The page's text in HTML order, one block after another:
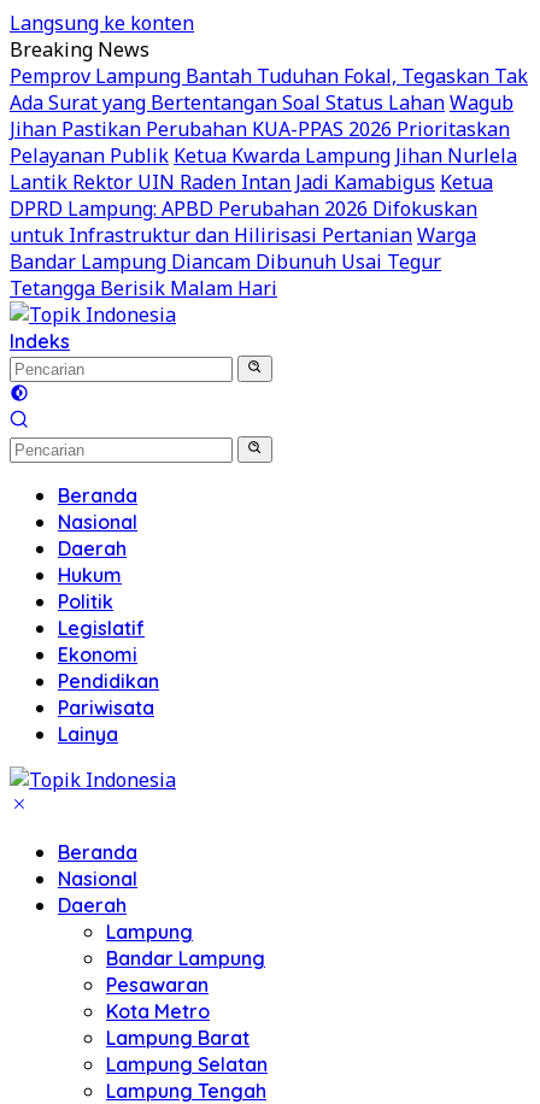
Langsung ke konten
Breaking News
Pemprov Lampung Bantah Tuduhan Fokal, Tegaskan Tak
Ada Surat yang Bertentangan Soal Status LahanWagub
Jihan Pastikan Perubahan KUA-PPAS 2026 Prioritaskan
Pelayanan Publik Ketua Kwarda Lampung Jihan Nurlela
Lantik Rektor UIN Raden Intan Jadi Kamabigus Ketua
DPRD Lampung: APBD Perubahan 2026 Difokuskan
untuk Infrastruktur dan Hilirisasi PertanianWarga
Bandar Lampung Diancam Dibunuh Usai Tegur
Tetangga Berisik Malam Hari
Indeks
Beranda
Nasional
Daerah
Hukum
Politik
Legislatif
Ekonomi
Pendidikan
Pariwisata
Lainya
Beranda
Nasional
Daerah
Lampung
Bandar Lampung
Pesawaran
Kota Metro
Lampung Barat
Lampung Selatan
Lampung Tengah